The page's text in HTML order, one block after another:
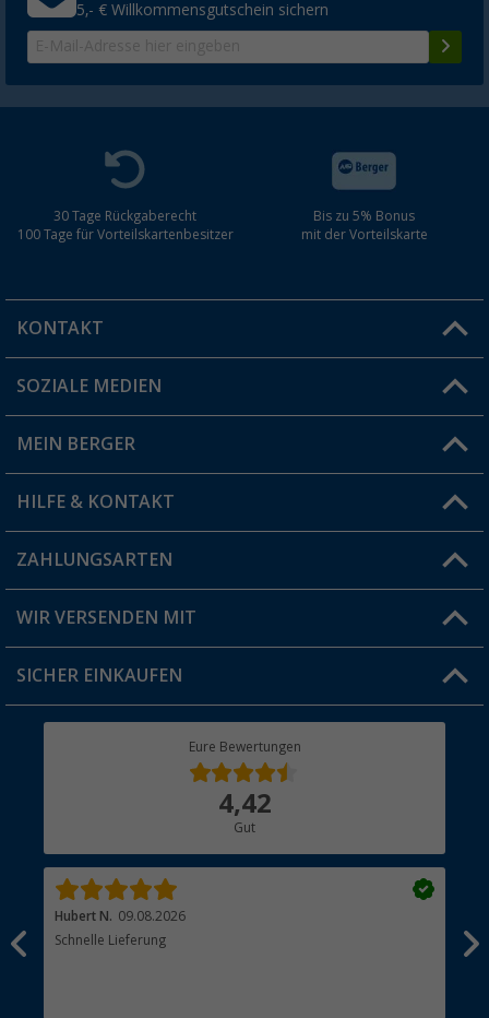
5,- € Willkommensgutschein sichern
30 Tage Rückgaberecht
100 Tage für Vorteilskartenbesitzer
Bis zu 5% Bonus
mit der Vorteilskarte
KONTAKT
Du hast eine Frage?
Filiale finden
SOZIALE MEDIEN
MEIN BERGER
Vorteilskarte
Blog
Jobs & Karriere
HILFE & KONTAKT
FAQ & Kontakt
Versandinformationen
Rücksendung
ZAHLUNGSARTEN
WIR VERSENDEN MIT
SICHER EINKAUFEN
Eure Bewertungen
4,42
Gut
Hubert N. 09.08.2026
Schnelle Lieferung